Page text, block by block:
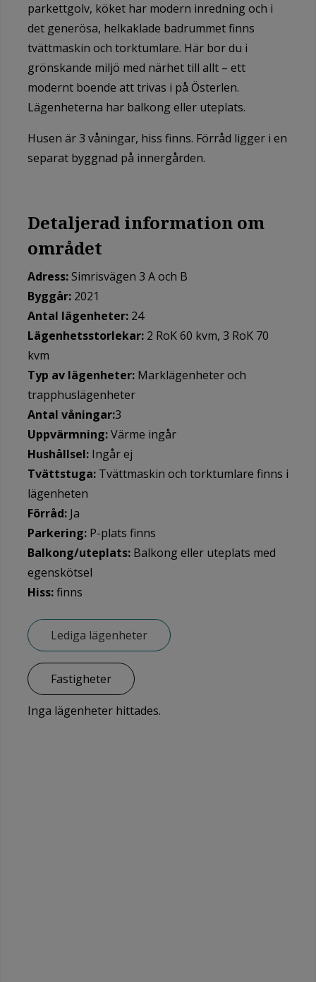
parkettgolv, köket har modern inredning och i
det generösa, helkaklade badrummet finns
tvättmaskin och torktumlare. Här bor du i
grönskande miljö med närhet till allt – ett
modernt boende att trivas i på Österlen.
Lägenheterna har balkong eller uteplats.
Husen är 3 våningar, hiss finns. Förråd ligger i en
separat byggnad på innergården.
Detaljerad information om
området
Adress:Simrisvägen 3 A och B
Byggår: 2021
Antal lägenheter: 24
Lägenhetsstorlekar: 2 RoK 60 kvm, 3 RoK 70
kvm
Typ av lägenheter: Marklägenheter och
trapphuslägenheter
Antal våningar:3
Uppvärmning:Värme ingår
Hushållsel: Ingår ej
Tvättstuga: Tvättmaskin och torktumlare finns i
lägenheten
Förråd: Ja
Parkering: P-plats finns
Balkong/uteplats: Balkong eller uteplats med
egenskötsel
Hiss:finns
Lediga lägenheter
Fastigheter
Inga lägenheter hittades.